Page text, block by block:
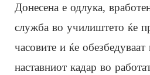
Донесена е одлука,
служба во училиштето ќе
часовите и ќе
наставниот кадар во